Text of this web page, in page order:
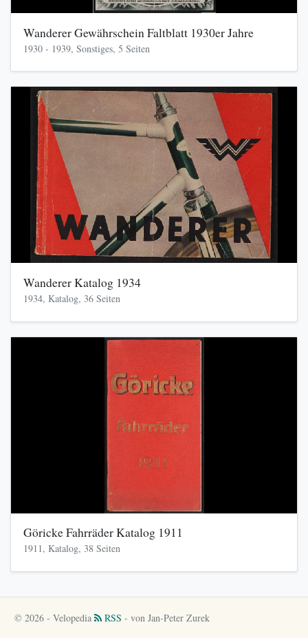
Wanderer Gewährschein Faltblatt 1930er Jahre
1930 - 1939, Sonstiges, 5 Seiten
Wanderer Katalog 1934
1934, Katalog, 36 Seiten
Göricke Fahrräder Katalog 1911
1911, Katalog, 38 Seiten
© 2026 - Velopedia RSS - von Jan-Peter Zurek